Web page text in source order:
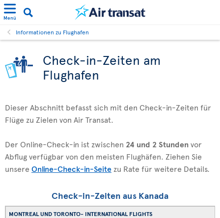
Menü
Informationen zu Flughafen
Check-in-Zeiten am
Flughafen
Dieser Abschnitt befasst sich mit den Check-in-Zeiten für
Flüge zu Zielen von Air Transat.
Der Online-Check-in ist zwischen 24 und 2 Stundenvor
Abflug verfügbar von den meisten Flughäfen. Ziehen Sie
unsere Online-Check-in-Seite zu Rate für weitere Details.
Check-in-Zeiten aus Kanada
MONTREAL UND TORONTO- INTERNATIONAL FLIGHTS